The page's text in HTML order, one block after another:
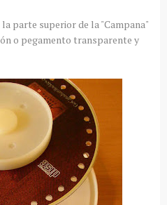
parte superior de la "Campana"
o pegamento transparente y